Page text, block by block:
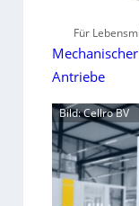
Für
Antriebe
Bild: Cellro BV